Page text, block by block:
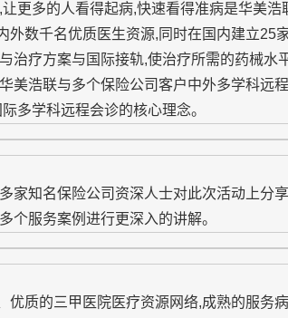
更多的人看得起病,快速看得准病是华美浩
外数千名优质医生资源,同时在国内建立25
治疗方案与国际接轨,使治疗所需的药械水
美浩联与多个保险公司客户中外多学科远
多学科远程会诊的核心理念。
家知名保险公司资深人士对此次活动上分
个服务案例进行更深入的讲解。
优质的三甲医院医疗资源网络,成熟的服务